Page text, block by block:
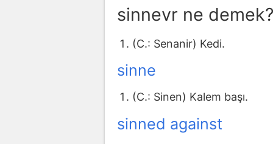
sinnevr ne
(C.: Senanir) Kedi.
sinne
(C.: Sinen) Kalem başı.
sinned against